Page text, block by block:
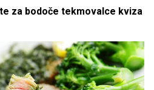
za bodoče tekmovalce kviza